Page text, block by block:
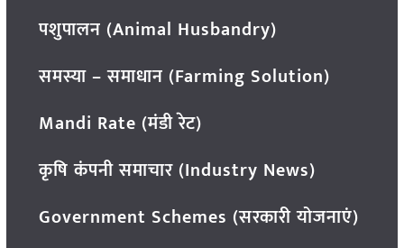
पशुपालन (Animal Husbandry)
समस्या – समाधान (Farming Solution)
Mandi Rate (मंडी रेट)
कृषि कंपनी समाचार (Industry News)
Government Schemes (सरकारी योजनाएं)